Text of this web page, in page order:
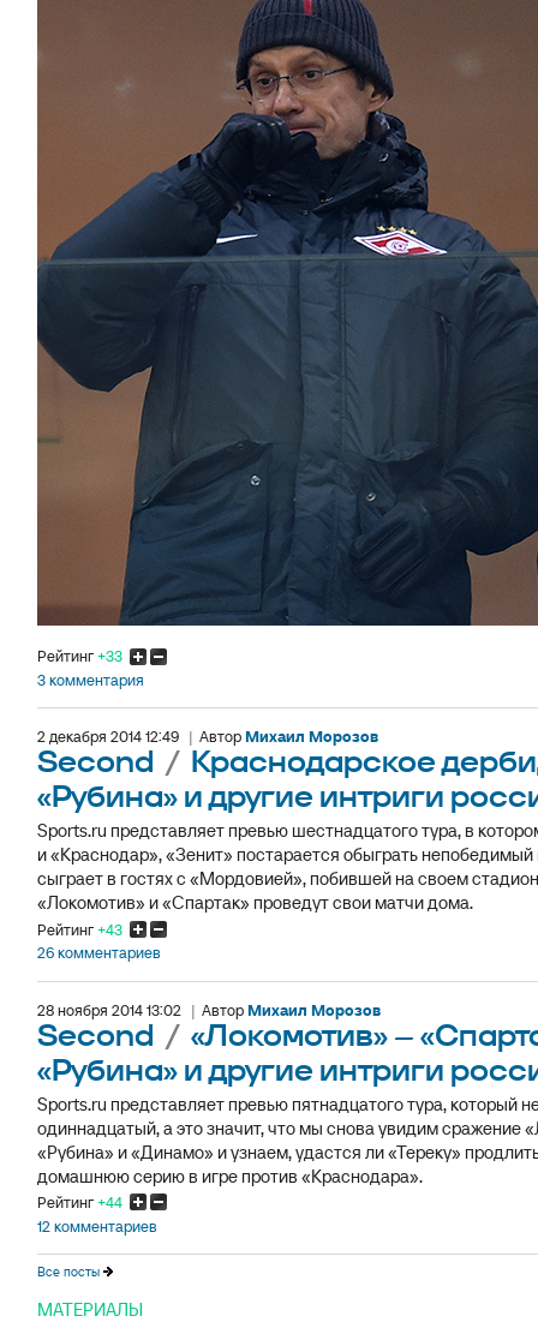
Рейтинг+33
3 комментария
2 декабря 2014 12:49 | АвторМихаил Морозов
Second / Краснодарское дерби,
«Рубина» и другие интриги
Sports.ru представляет превью шестнадцатого тура, в
и «Краснодар», «Зенит» постарается обыграть
сыграет в гостях с «Мордовией», побившей на своем
«Локомотив» и «Спартак» проведут свои матчи дома.
Рейтинг+43
26 комментариев
28 ноября 2014 13:02 | АвторМихаил Морозов
Second / «Локомотив» –
«Рубина» и другие интриги
Sports.ru представляет превью пятнадцатого тура, который
одиннадцатый, а это значит, что мы снова увидим сражение
«Рубина» и «Динамо» и узнаем, удастся ли «Тереку»
домашнюю серию в игре против «Краснодара».
Рейтинг+44
12 комментариев
Все посты
МАТЕРИАЛЫ